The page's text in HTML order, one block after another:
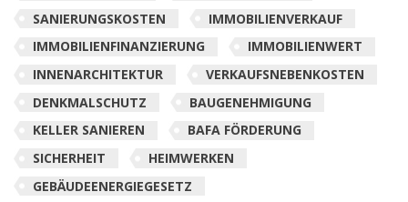
SANIERUNGSKOSTEN
IMMOBILIENVERKAUF
IMMOBILIENFINANZIERUNG
IMMOBILIENWERT
INNENARCHITEKTUR
VERKAUFSNEBENKOSTEN
DENKMALSCHUTZ
BAUGENEHMIGUNG
KELLER SANIEREN
BAFA FÖRDERUNG
SICHERHEIT
HEIMWERKEN
GEBÄUDEENERGIEGESETZ